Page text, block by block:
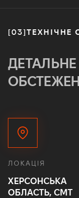
[03]ТЕХНІЧНЕ
ДЕТАЛЬНЕ
ЛОКАЦІЯ
ХЕРСОНСЬКА
ОБЛАСТЬ, СМТ